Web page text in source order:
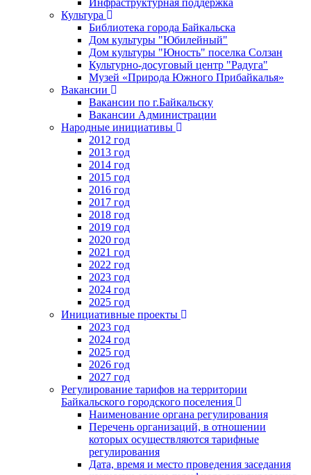
Культура
Библиотека города Байкальска
Дом культуры "Юбилейный"
Дом культуры "Юность" поселка Солзан
Культурно-досуговый центр "Радуга"
Музей «Природа Южного Прибайкалья»
Вакансии
Вакансии по г.Байкальску
Вакансии Администрации
Народные инициативы
2012 год
2013 год
2014 год
2015 год
2016 год
2017 год
2018 год
2019 год
2020 год
2021 год
2022 год
2023 год
2024 год
2025 год
Инициативные проекты
2023 год
2024 год
2025 год
2026 год
2027 год
Регулирование тарифов на территории
Байкальского городского поселения
Наименование органа регулирования
Перечень организаций, в отношении
которых осуществляются тарифные
регулирования
Дата, время и место проведения заседания